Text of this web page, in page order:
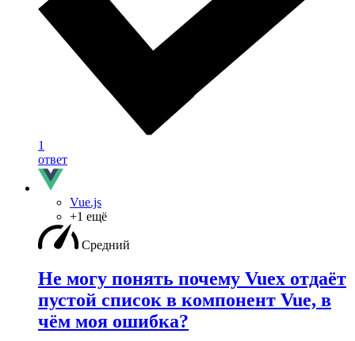
1
ответ
Vue.js
+1 ещё
Средний
Не могу понять почему Vuex отдаёт
пустой список в компонент Vue, в
чём моя ошибка?